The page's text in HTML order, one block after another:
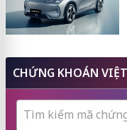
CHỨNG KHOÁN
Tìm kiếm mã